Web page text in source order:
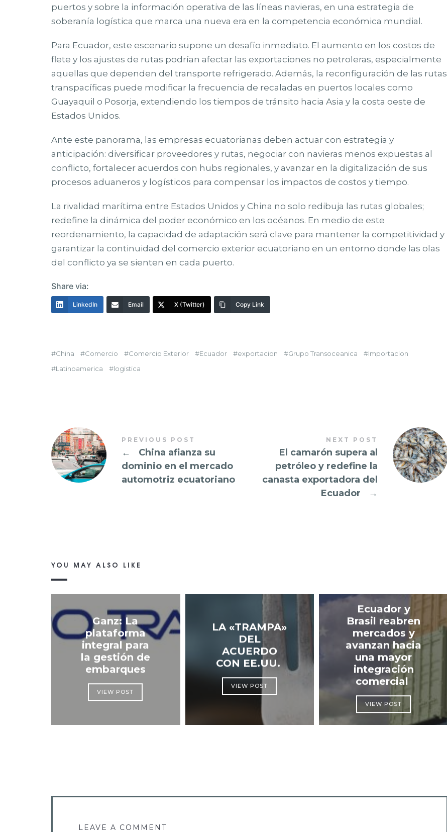
puertos y sobre la información operativa de las líneas navieras, en una estrategia de
soberanía logística que marca una nueva era en la competencia económica mundial.
Para Ecuador, este escenario supone un desafío inmediato. El aumento en los costos de
flete y los ajustes de rutas podrían afectar las exportaciones no petroleras, especialmente
aquellas que dependen del transporte refrigerado. Además, la reconfiguración de las rutas
transpacíficas puede modificar la frecuencia de recaladas en puertos locales como
Guayaquil o Posorja, extendiendo los tiempos de tránsito hacia Asia y la costa oeste de
Estados Unidos.
Ante este panorama, las empresas ecuatorianas deben actuar con estrategia y
anticipación: diversificar proveedores y rutas, negociar con navieras menos expuestas al
conflicto, fortalecer acuerdos con hubs regionales, y avanzar en la digitalización de sus
procesos aduaneros y logísticos para compensar los impactos de costos y tiempo.
La rivalidad marítima entre Estados Unidos y China no solo redibuja las rutas globales;
redefine la dinámica del poder económico en los océanos. En medio de este
reordenamiento, la capacidad de adaptación será clave para mantener la competitividad y
garantizar la continuidad del comercio exterior ecuatoriano en un entorno donde las olas
del conflicto ya se sienten en cada puerto.
Share via:
LinkedIn Email X (Twitter) Copy Link
China Comercio Comercio Exterior Ecuador exportacion Grupo Transoceanica
Importacion
Latinoamerica
logistica
PREVIOUS POST
←
China afianza su
dominio en el mercado
automotriz ecuatoriano
NEXT POST
El camarón supera al
petróleo y redefine la
canasta exportadora del
Ecuador
→
YOU MAY ALSO LIKE
Ganz: La
plataforma
integral para
la gestión de
embarques
VIEW POST
LA «TRAMPA»
DEL
ACUERDO
CON EE.UU.
VIEW POST
Ecuador y
Brasil reabren
mercados y
avanzan hacia
una mayor
integración
comercial
VIEW POST
LEAVE A COMMENT